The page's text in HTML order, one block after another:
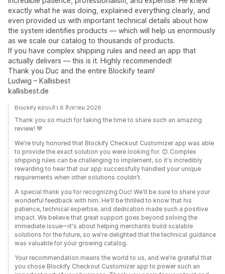
exactly what he was doing, explained everything clearly, and
even provided us with important technical details about how
the system identifies products — which will help us enormously
as we scale our catalog to thousands of products.
If you have complex shipping rules and need an app that
actually delivers — this is it. Highly recommended!
Thank you Duc and the entire Blockify team!
Ludwig – Kallisbest
kallisbest.de
Blockify ตอบแล้ว 6 สิงหาคม 2026
Thank you so much for taking the time to share such an amazing
review! 💙
We're truly honored that Blockify Checkout Customizer app was able
to provide the exact solution you were looking for. 😊 Complex
shipping rules can be challenging to implement, so it's incredibly
rewarding to hear that our app successfully handled your unique
requirements when other solutions couldn't.
A special thank you for recognizing Duc! We'll be sure to share your
wonderful feedback with him. He'll be thrilled to know that his
patience, technical expertise, and dedication made such a positive
impact. We believe that great support goes beyond solving the
immediate issue—it's about helping merchants build scalable
solutions for the future, so we're delighted that the technical guidance
was valuable for your growing catalog.
Your recommendation means the world to us, and we're grateful that
you chose Blockify Checkout Customizer app to power such an